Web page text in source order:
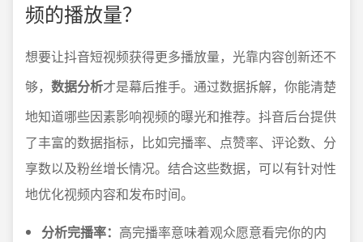
频的播放量？
想要让抖音短视频获得更多播放量，光靠内容创新还不
够， 数据分析才是幕后推手。通过数据拆解，你能清楚
地知道哪些因素影响视频的曝光和推荐。抖音后台提供
了丰富的数据指标，比如完播率、点赞率、评论数、分
享数以及粉丝增长情况。结合这些数据，可以有针对性
地优化视频内容和发布时间。
分析完播率： 高完播率意味着观众愿意看完你的内